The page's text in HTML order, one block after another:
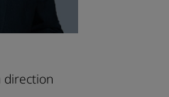
direction